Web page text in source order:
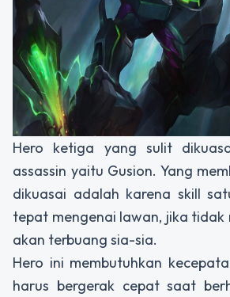
Hero ketiga yang sulit
assassin yaitu Gusion. Yang
dikuasai adalah karena skill
tepat mengenai lawan, jika tidak
akan terbuang sia-sia.
Hero ini membutuhkan
harus bergerak cepat saat